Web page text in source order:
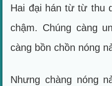
Hai đại hán từ từ thu
chậm. Chúng càng
càng bồn chồn nóng
Nhưng chàng nóng